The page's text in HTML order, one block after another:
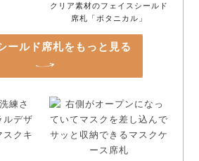
クリア素材のフェイスシールド
席札「ボタニカル」
ールド席札をもっと見る